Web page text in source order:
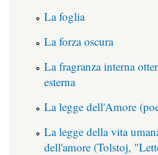
La foglia
La forza oscura
La fragranza interna
esterna
La legge dell'Amore
La legge della vita
dell'amore (Tolstoj,